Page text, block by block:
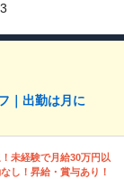
｜出勤は月に
未経験で月給30万円以
し！昇給・賞与あり！